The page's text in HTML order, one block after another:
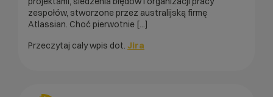
zespołów, stworzone przez australijską firmę
Atlassian. Choć pierwotnie [...]
Przeczytaj cały wpis dot. Jira